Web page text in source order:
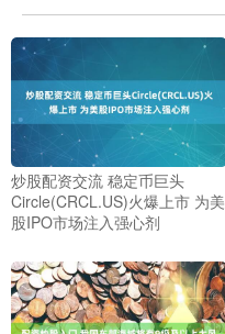
炒股配资交流 稳定币巨头
Circle(CRCL.US)火爆上市 为美
股IPO市场注入强心剂